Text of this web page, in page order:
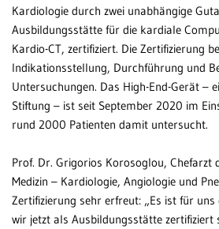
Karriere
Barrierefreiheit
STANDORTE
Eberbach
Schwetzingen
Sinsheim
Weinheim
Kardiologie durch zwei unabhängige
Ausbildungsstätte für die kardiale
Kardio-CT, zertifiziert. Die Zertifizierung
Indikationsstellung, Durchführung und
Untersuchungen. Das High-End-Gerät –
Stiftung – ist seit September 2020 im
rund 2000 Patienten damit untersucht.
Prof. Dr. Grigorios Korosoglou, Chefarzt
Medizin – Kardiologie, Angiologie und
Zertifizierung sehr erfreut: „Es ist für uns
wir jetzt als Ausbildungsstätte zertifiziert